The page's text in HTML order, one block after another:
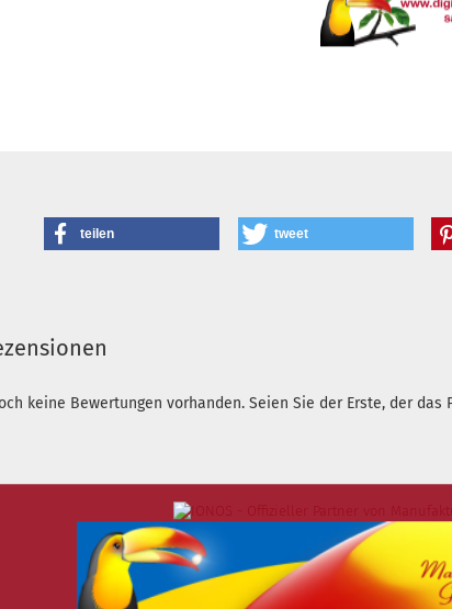
teilen tweet
keine Bewertungen vorhanden. Seien Sie der Erste, der das